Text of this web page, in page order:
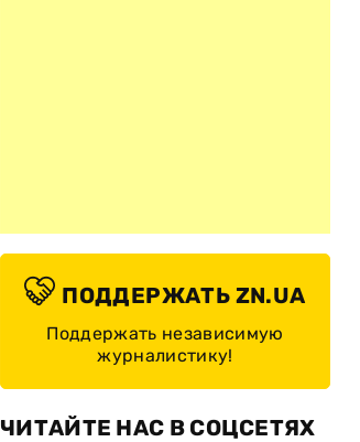
ПОДДЕРЖАТЬ ZN.UA
Поддержать независимую
журналистику!
ЧИТАЙТЕ НАС В СОЦСЕТЯХ